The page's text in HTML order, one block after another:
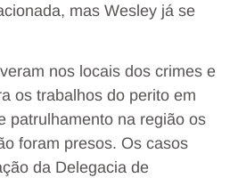
mas Wesley já se
nos locais dos crimes e
os trabalhos do perito em
patrulhamento na região os
foram presos. Os casos
da Delegacia de